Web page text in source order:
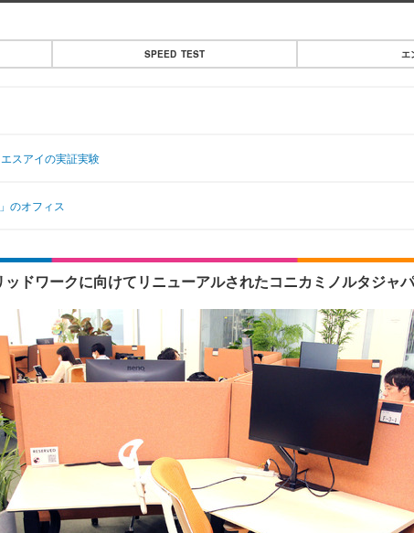
SPEED TEST エ
スアイの実証実験
のオフィス
ドワークに向けてリニューアルされたコニカミノルタジャ